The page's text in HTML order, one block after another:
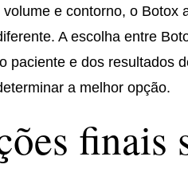
e contorno, o Botox
A escolha entre
paciente e dos resultados
a melhor opção.
finais